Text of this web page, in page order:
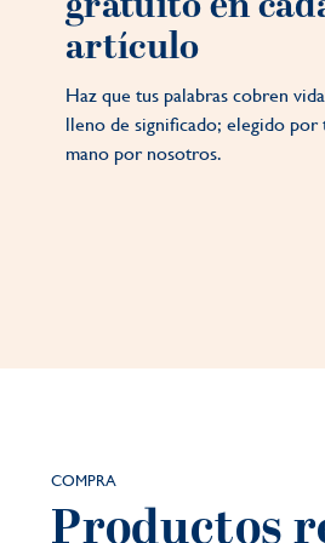
artículo
Haz que tus palabras cobren
lleno de significado; elegido por
mano por nosotros.
COMPRA
Productos